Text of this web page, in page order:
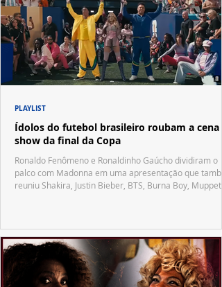
Ídolos do futebol brasileiro roubam a cena
show da final da Copa
Ronaldo Fenômeno e Ronaldinho Gaúcho dividiram o
palco com Madonna em uma apresentação que
reuniu Shakira, Justin Bieber, BTS, Burna Boy, Muppets,
PLAYLIST